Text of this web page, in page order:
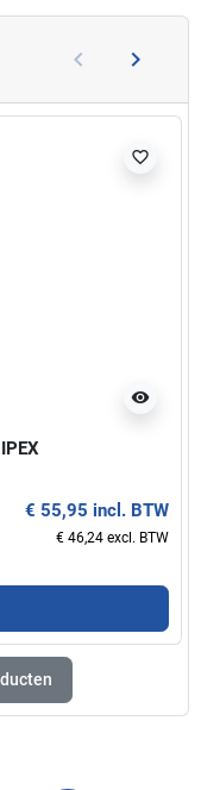
Vorige
keyboard_arrow_left keyboard_arrow_right
visibility
favorite_border
€ 55,95 incl. BTW
€ 46,24 excl. BTW